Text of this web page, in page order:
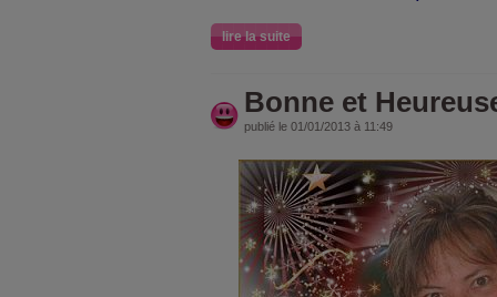
lire la suite
Bonne et
publié le 01/01/2013 à 11:49